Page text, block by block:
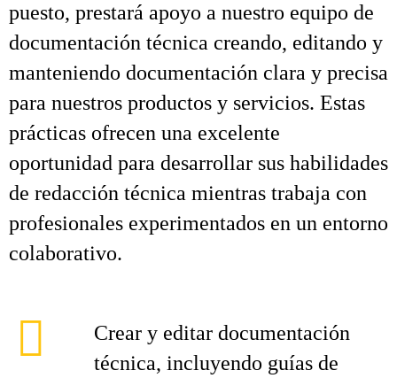
puesto, prestará apoyo a nuestro equipo de
documentación técnica creando, editando y
manteniendo documentación clara y precisa
para nuestros productos y servicios. Estas
prácticas ofrecen una excelente
oportunidad para desarrollar sus habilidades
de redacción técnica mientras trabaja con
profesionales experimentados en un entorno
colaborativo.
Crear y editar documentación
técnica, incluyendo guías de